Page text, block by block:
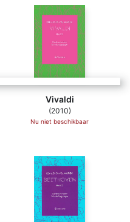
Vivaldi
(2010)
Nu niet beschikbaar